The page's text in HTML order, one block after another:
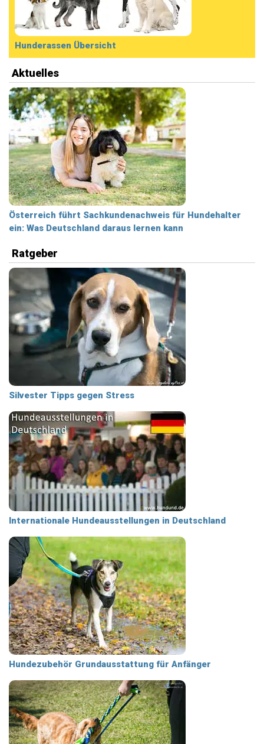
Hunderassen Übersicht
Aktuelles
Österreich führt Sachkundenachweis für Hundehalter
ein: Was Deutschland daraus lernen kann
Ratgeber
Silvester Tipps gegen Stress
Internationale Hundeausstellungen in Deutschland
Hundezubehör Grundausstattung für Anfänger